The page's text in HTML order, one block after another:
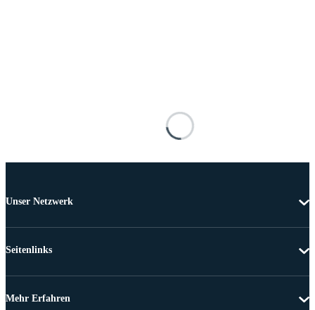
Unser Netzwerk
Seitenlinks
Mehr Erfahren